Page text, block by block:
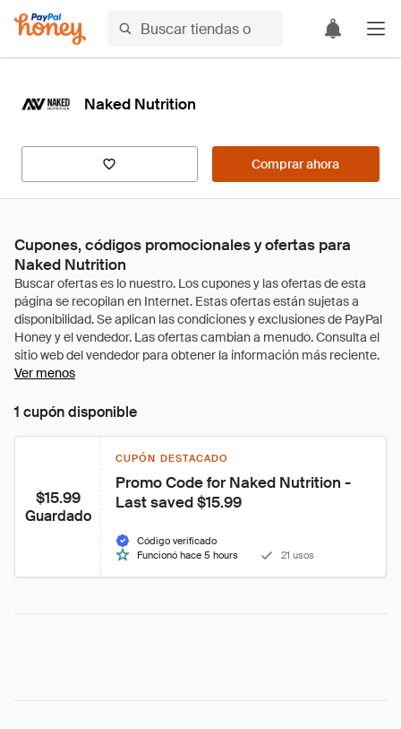
Naked Nutrition
Comprar ahora
Cupones, códigos promocionales y ofertas para
Naked Nutrition
Ver menos
1 cupón disponible
$15.99
Guardado
CUPÓN DESTACADO
Promo Code for Naked Nutrition -
Last saved $15.99
Código verificado
Funcionó hace 5 hours
21 usos